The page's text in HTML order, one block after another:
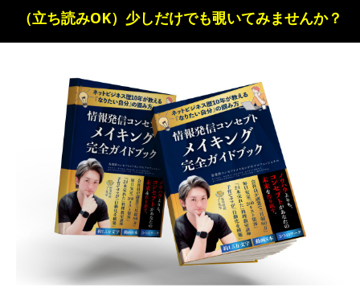
（立ち読みOK）少しだけでも覗いてみませんか？